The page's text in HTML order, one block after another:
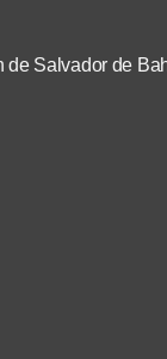
Salvador de